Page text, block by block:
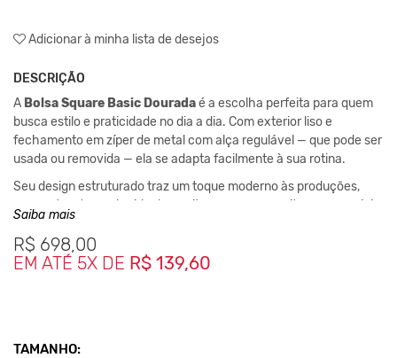
Adicionar à minha lista de desejos
DESCRIÇÃO
A Bolsa Square Basic Douradaé a escolha perfeita para quem
busca estilo e praticidade no dia a dia. Com exterior liso e
fechamento em zíper de metal com alça regulável — que pode ser
usada ou removida — ela se adapta facilmente à sua rotina.
Seu design estruturado traz um toque moderno às produções,
enquanto o tamanho ideal permite carregar seus itens essenciais
com organização e segurança. Versátil, pode ser usada como
pochete, bolsa transversal ou até mesmo como carteira.
Produzida em material sintético e livre de crueldade animal, une
Medidas da Peça
Saiba mais
R$ 698,00
EM ATÉ 5X DE R$ 139,60
TAMANHO: